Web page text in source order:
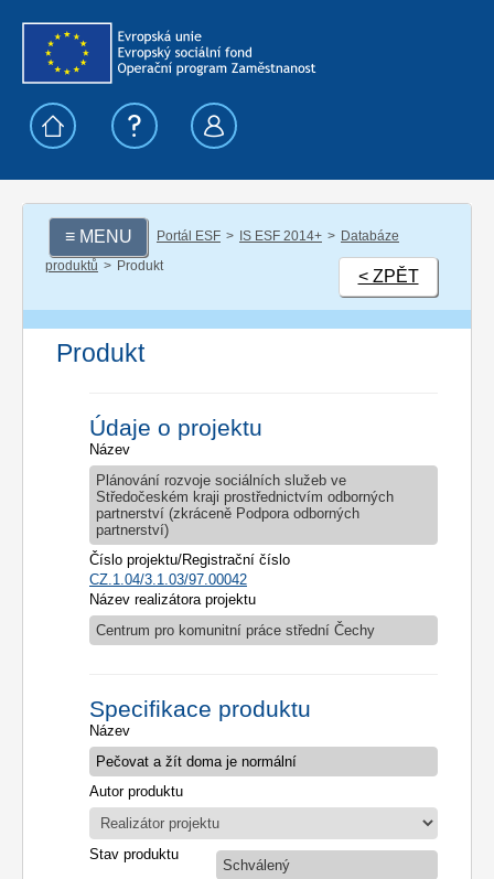
≡ MENU Portál ESF IS ESF 2014+
Databáze
produktů
Produkt
< ZPĚT
Produkt
Údaje o projektu
Název
Plánování rozvoje sociálních služeb ve
Středočeském kraji prostřednictvím odborných
partnerství (zkráceně Podpora odborných
partnerství)
Číslo projektu/Registrační číslo
CZ.1.04/3.1.03/97.00042
Název realizátora projektu
Centrum pro komunitní práce střední Čechy
Specifikace produktu
Název
Autor produktu
Stav produktu
Schválený